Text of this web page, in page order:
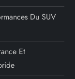
Du SUV
Et